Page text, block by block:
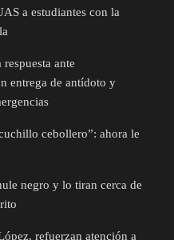
a estudiantes con la
ante
entrega de antídoto y
cebollero”: ahora le
negro y lo tiran cerca de
refuerzan atención a